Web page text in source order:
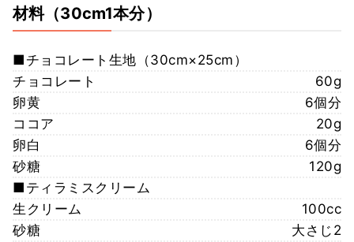
材料（30cm1本分）
■チョコレート生地（30cm×25cm）
チョコレート
60g
卵黄
6個分
ココア
20g
卵白
6個分
砂糖
120g
■ティラミスクリーム
生クリーム
100cc
砂糖
大さじ2